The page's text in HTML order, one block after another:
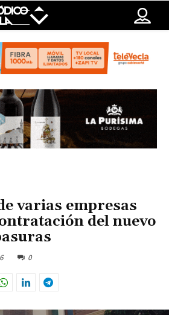
varias empresas
del nuevo
0